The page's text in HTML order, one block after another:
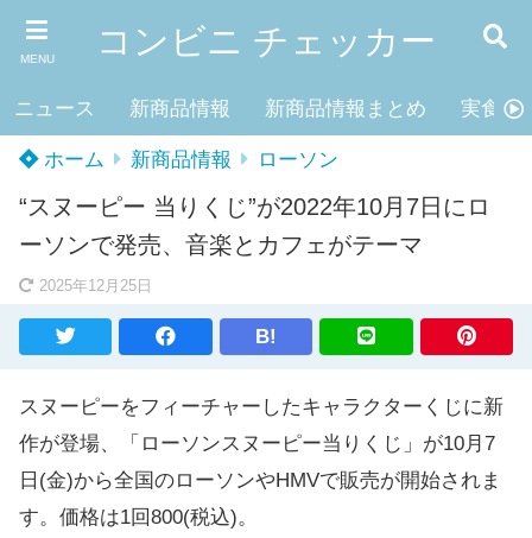
MENU コンビニ チェッカー
ニュース 新商品情報 新商品情報まとめ 実食レ
ホーム 新商品情報 ローソン
“スヌーピー 当りくじ”が2022年10月7日にロ
ーソンで発売、音楽とカフェがテーマ
2025年12月25日
B!
スヌーピーをフィーチャーしたキャラクターくじに新
作が登場、「ローソンスヌーピー当りくじ」が10月7
日(金)から全国のローソンやHMVで販売が開始されま
す。価格は1回800(税込)。